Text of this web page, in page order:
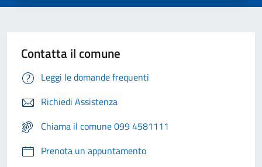
Contatta il comune
Leggi le domande frequenti
Richiedi Assistenza
Chiama il comune 099 4581111
Prenota un appuntamento